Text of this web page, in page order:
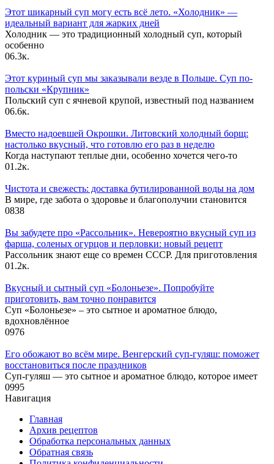
Этот шикарный суп могу есть всё лето. «Холодник» —
идеальный вариант для жарких дней
Холодник — это традиционный холодный суп, который
особенно
06.3к.
Этот куриный суп мы заказывали везде в Польше. Суп по-
польски «Крупник»
Польский суп с ячневой крупой, известный под названием
06.6к.
Вместо надоевшей Окрошки. Литовский холодный борщ:
настолько вкусный, что готовлю его раз в неделю
Когда наступают теплые дни, особенно хочется чего-то
01.2к.
Чистота и свежесть: доставка бутилированной воды на дом
В мире, где забота о здоровье и благополучии становится
0838
Вы забудете про «Рассольник». Невероятно вкусный суп из
фарша, соленых огурцов и перловки: новый рецепт
Рассольник знают еще со времен СССР. Для приготовления
01.2к.
Вкусный и сытный cуп «Болоньезе». Попробуйте
приготовить, вам точно понравится
Суп «Болоньезе» – это сытное и ароматное блюдо,
вдохновлённое
0976
Его обожают во всём мире. Венгерский суп-гуляш: поможет
восстановиться после праздников
Суп-гуляш — это сытное и ароматное блюдо, которое имеет
0995
Навигация
Главная
Архив рецептов
Обработка персональных данных
Обратная связь